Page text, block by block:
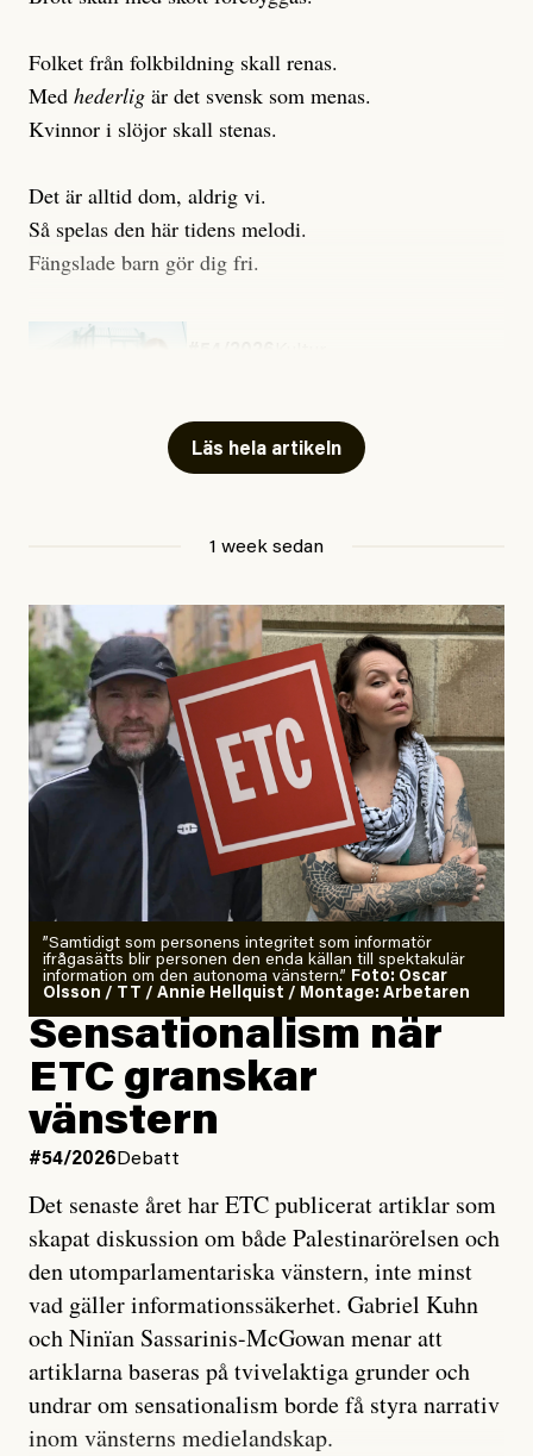
Folket från folkbildning skall renas.
Med hederlig är det svensk som menas.
Kvinnor i slöjor skall stenas.
Det är alltid dom, aldrig vi.
Så spelas den här tidens melodi.
Fängslade barn gör dig fri.
Läs hela artikeln
1 week sedan
”Samtidigt som personens integritet som informatör
ifrågasätts blir personen den enda källan till spektakulär
information om den autonoma vänstern.” Foto: Oscar
Olsson / TT / Annie Hellquist / Montage: Arbetaren
Sensationalism när
ETC granskar
vänstern
#54/2026Debatt
Det senaste året har ETC publicerat artiklar som
skapat diskussion om både Palestinarörelsen och
den utomparlamentariska vänstern, inte minst
vad gäller informationssäkerhet. Gabriel Kuhn
och Ninïan Sassarinis-McGowan menar att
artiklarna baseras på tvivelaktiga grunder och
undrar om sensationalism borde få styra narrativ
inom vänsterns medielandskap.